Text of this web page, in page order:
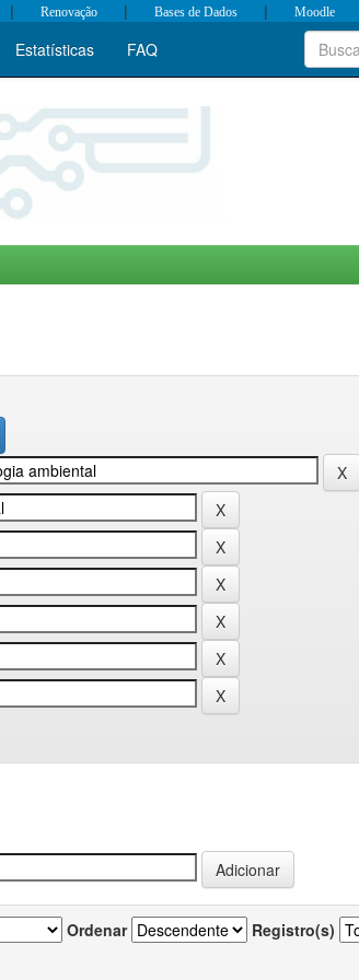
| Renovação | Bases de Dados | Moodle
Estatísticas FAQ
Ordenar Registro(s)